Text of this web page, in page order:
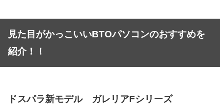
見た目がかっこいいBTOパソコンのおすすめを
紹介！！
ドスパラ新モデル ガレリアFシリーズ